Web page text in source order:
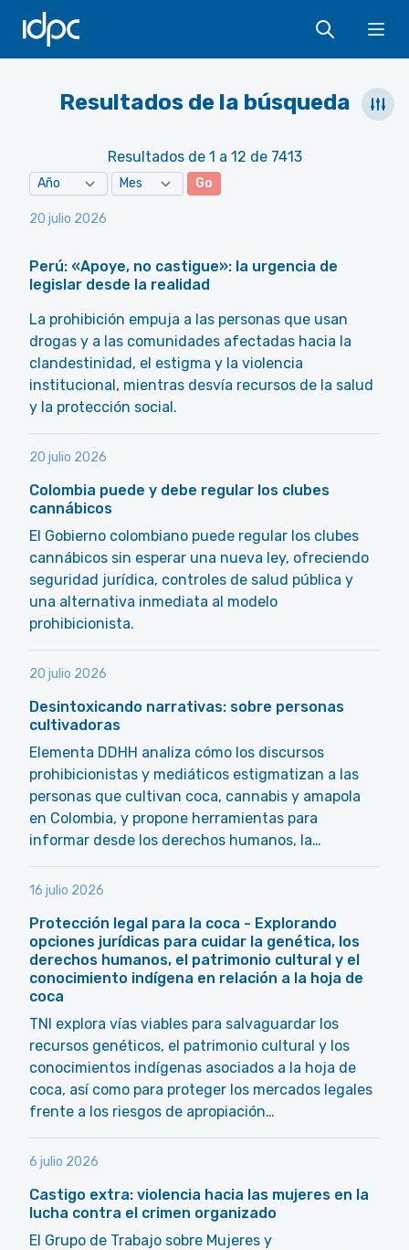
IDPC
Resultados de la búsqueda
Resultados de 1 a 12 de 7413
Go
20 julio 2026
Perú: «Apoye, no castigue»: la urgencia de
legislar desde la realidad
La prohibición empuja a las personas que usan
drogas y a las comunidades afectadas hacia la
clandestinidad, el estigma y la violencia
institucional, mientras desvía recursos de la salud
y la protección social.
20 julio 2026
Colombia puede y debe regular los clubes
cannábicos
El Gobierno colombiano puede regular los clubes
cannábicos sin esperar una nueva ley, ofreciendo
seguridad jurídica, controles de salud pública y
una alternativa inmediata al modelo
prohibicionista.
20 julio 2026
Desintoxicando narrativas: sobre personas
cultivadoras
Elementa DDHH analiza cómo los discursos
prohibicionistas y mediáticos estigmatizan a las
personas que cultivan coca, cannabis y amapola
en Colombia, y propone herramientas para
informar desde los derechos humanos, la…
16 julio 2026
Protección legal para la coca - Explorando
opciones jurídicas para cuidar la genética, los
derechos humanos, el patrimonio cultural y el
conocimiento indígena en relación a la hoja de
coca
TNI explora vías viables para salvaguardar los
recursos genéticos, el patrimonio cultural y los
conocimientos indígenas asociados a la hoja de
coca, así como para proteger los mercados legales
frente a los riesgos de apropiación…
6 julio 2026
Castigo extra: violencia hacia las mujeres en la
lucha contra el crimen organizado
El Grupo de Trabajo sobre Mujeres y